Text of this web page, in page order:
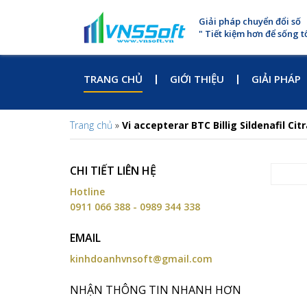
Giải pháp chuyển đổi số
" Tiết kiệm hơn để sống
TRANG CHỦ GIỚI THIỆU GIẢI PHÁP
Trang chủ » Vi accepterar BTC Billig Sildenafil
CHI TIẾT LIÊN HỆ
Hotline
0911 066 388 - 0989 344 338
EMAIL
kinhdoanhvnsoft@gmail.com
NHẬN THÔNG TIN NHANH HƠN